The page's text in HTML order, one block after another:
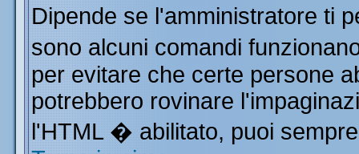
Dipende se l'amministratore ti
sono alcuni comandi
per evitare che certe persone
potrebbero rovinare
l'HTML � abilitato, puoi